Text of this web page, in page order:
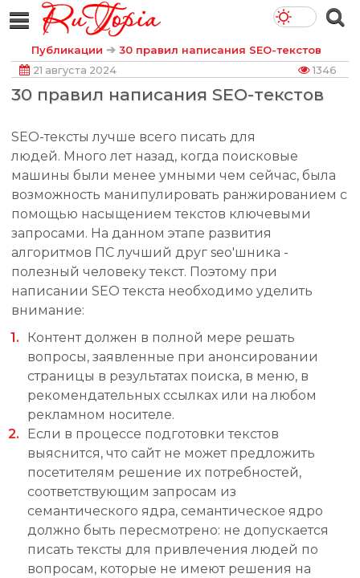
Публикации ➔30 правил написания SEO-текстов
21 августа 2024 1346
30 правил написания SEO-текстов
SEO-тексты лучше всего писать для
людей. Много лет назад, когда поисковые
машины были менее умными чем сейчас, была
возможность манипулировать ранжированием с
помощью насыщением текстов ключевыми
запросами. На данном этапе развития
алгоритмов ПС лучший друг seo'шника -
полезный человеку текст. Поэтому при
написании SEO текста необходимо уделить
внимание:
Контент должен в полной мере решать
вопросы, заявленные при анонсировании
страницы в результатах поиска, в меню, в
рекомендательных ссылках или на любом
рекламном носителе.
Если в процессе подготовки текстов
выяснится, что сайт не может предложить
посетителям решение их потребностей,
соответствующим запросам из
семантического ядра, семантическое ядро
должно быть пересмотрено: не допускается
писать тексты для привлечения людей по
вопросам, которые не имеют решения на